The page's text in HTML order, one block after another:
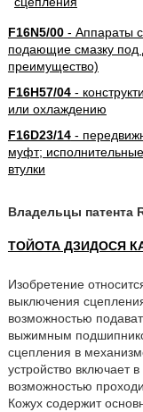
F16N5/00- Аппараты с
подающие смазку
преимущество)
F16H57/04-
или охлаждению
F16D23/14-
муфт;
втулки
Владельцы патента
ТОЙОТА ДЗИДОСЯ
Изобретение
выключения
возможностью
выжимным
сцепления в
устройство включает
возможностью
Кожух содержит